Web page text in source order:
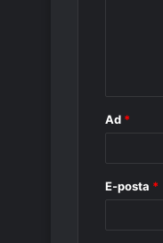
Ad *
E-posta *